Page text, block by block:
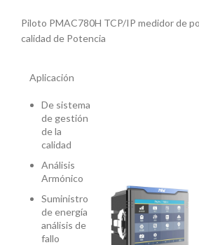
Piloto PMAC780H TCP/IP medidor de
calidad de Potencia
Aplicación
De sistema
de gestión
de la
calidad
Análisis
Armónico
Suministro
de energía
análisis de
fallo